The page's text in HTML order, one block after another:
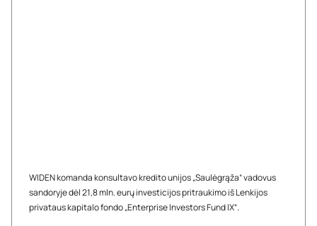
WIDEN komanda konsultavo kredito unijos „Saulėgrąža“ vadovus
sandoryje dėl 21,8 mln. eurų investicijos pritraukimo iš Lenkijos
privataus kapitalo fondo „Enterprise Investors Fund IX“.